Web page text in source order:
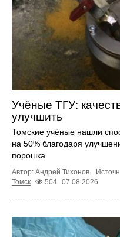
Учёные ТГУ:
улучшить
Томские учёные нашли
на 50% благодаря
порошка.
Автор: Андрей Тихонов.
Томск
504 07.08.2026